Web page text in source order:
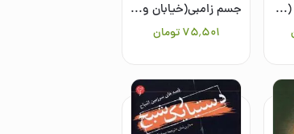
خاطرات خون آشام (4): دیدار مجدد سیاهی جسم زامبی(خیابان وحشت4)
۷۵٬۵۰۱ تومان